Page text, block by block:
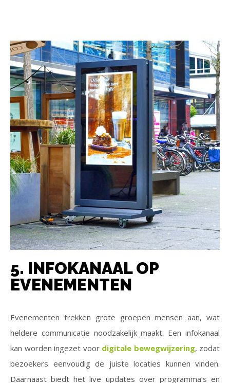
5. INFOKANAAL OP
EVENEMENTEN
Evenementen trekken grote groepen mensen aan, wat
heldere communicatie noodzakelijk maakt. Een infokanaal
kan worden ingezet voor digitale bewegwijzering, zodat
bezoekers eenvoudig de juiste locaties kunnen vinden.
Daarnaast biedt het live updates over programma’s en